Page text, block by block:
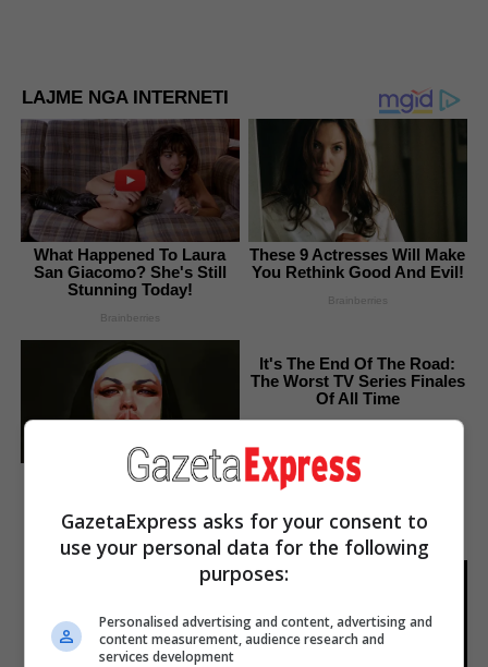
LAJME NGA INTERNETI
What Happened To Laura
San Giacomo? She's Still
Stunning Today!
Brainberries
These 9 Actresses Will Make
You Rethink Good And Evil!
Brainberries
Hidden Sins: 15 Bible
Commit!
It's The End Of The Road:
The Worst TV Series Finales
Of All Time
The Most Unexpected
Brainberries
GazetaExpress asks for your consent to
use your personal data for the following
purposes:
Personalised advertising and content, advertising and
content measurement, audience research and
services development